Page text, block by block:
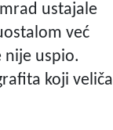
ustajale
već
nije uspio.
koji veliča